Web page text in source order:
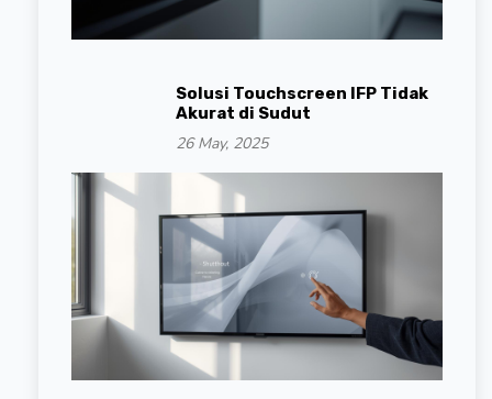
Solusi Touchscreen IFP Tidak
Akurat di Sudut
26 May, 2025